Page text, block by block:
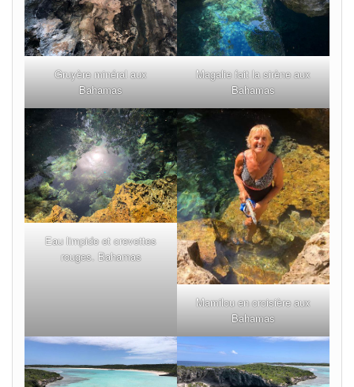
Gruyère minéral aux
Bahamas
Magalie fait la sirène aux
Bahamas
Eau limpide et crevettes
rouges. Bahamas
Mamilou en croisière aux
Bahamas